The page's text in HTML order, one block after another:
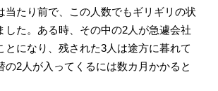
当たり前で、この人数でもギリギリの状
した。ある時、その中の2人が急遽会社
とになり、残された3人は途方に暮れて
の2人が入ってくるには数カ月かかると